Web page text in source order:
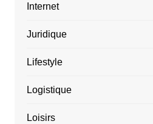
Internet
Juridique
Lifestyle
Logistique
Loisirs